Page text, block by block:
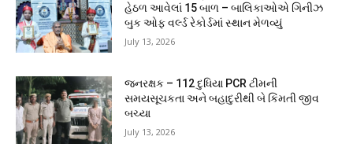
હેઠળ આવેલાં 15 બાળ – બાલિકાઓએ ગિનીઝ
બુક ઓફ વર્લ્ડ રેકોર્ડમાં સ્થાન મેળવ્યું
July 13, 2026
જનરક્ષક – 112 દુધિયા PCR ટીમની
સમયસૂચકતા અને બહાદુરીથી બે કિંમતી જીવ
બચ્યા
July 13, 2026